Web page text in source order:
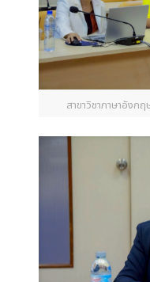
สาขาวิชาภาษาอังก